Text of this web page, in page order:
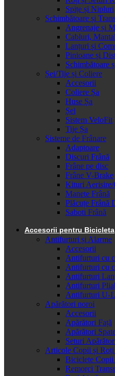
Spițe și Nipluri
Schimbătoare și
Angrenaje și
Cabluri,
Lanțuri și
Pinioane și
Schimbătoare
Șei/Tije și Coliere
Accesorii
Coliere Șa
Huse Șa
Șei
Sistem VeloFit
Tije Șa
Sisteme de Frânare
Adaptoare
Discuri Frână
Frâne pe disc
Frâne V-Brake
Kituri Aerisire/
Manete Frână
Plăcuțe Frână
Saboti Frână
Accesorii pentru Bicicleta
Antifurturi și Alarme
Accesorii
Antifurturi cu
Antifurturi cu
Antifurturi
Antifurturi
Antifurturi U-
Apărători noroi
Accesorii
Apărători Față
Apărători
Seturi
Articole Copii și Roți
Biciclete Copii
Remorci